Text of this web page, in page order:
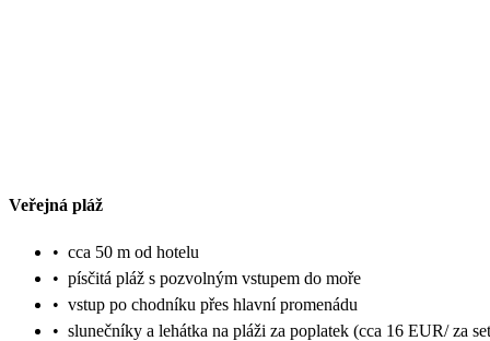
Veřejná pláž
• cca 50 m od hotelu
• písčitá pláž s pozvolným vstupem do moře
• vstup po chodníku přes hlavní promenádu
• slunečníky a lehátka na pláži za poplatek (cca 16 EUR/ za